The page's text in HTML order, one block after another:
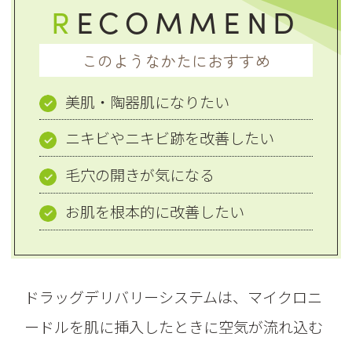
R ECOMMEND
このようなかたにおすすめ
美肌・陶器肌になりたい
ニキビやニキビ跡を改善したい
毛穴の開きが気になる
お肌を根本的に改善したい
ドラッグデリバリーシステムは、マイクロニ
ードルを肌に挿入したときに空気が流れ込む